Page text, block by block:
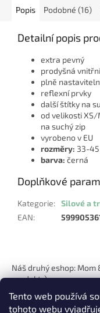
Tento web používá
tohoto webu
Popis Podobné (16)
Detailní popis
extra pevný
prodyšná
plně
reflexní prvky
další štítky na
od velikosti
na suchý zip
vyrobeno v EU
rozměry: 33-
barva: černá
Doplňkové
Kategorie: Silové a
EAN:
p
Náš druhý eshop: Mom
produkty)